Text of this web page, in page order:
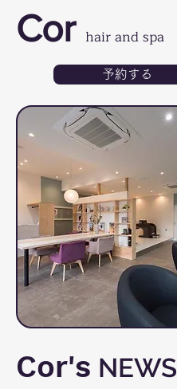
Cor hair and spa
予約する
Cor's NEWS